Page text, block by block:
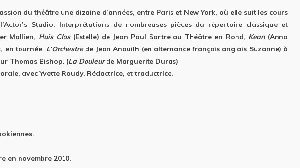
du théâtre une dizaine d’années, entre Paris et New York, où elle suit les cours
Studio. Interprétations de nombreuses pièces du répertoire classique et
Mollien, Huis Clos(Estelle) de Jean Paul Sartre au Théâtre en Rond, Kean(Anna
en tournée, L’Orchestre de Jean Anouilh (en alternance français anglais Suzanne) à
Thomas Bishop. (La Douleurde Marguerite Duras)
avec Yvette Roudy. Rédactrice, et traductrice.
en novembre 2010.